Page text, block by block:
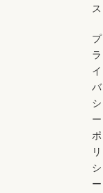
ス
プ
ラ
イ
バ
シ
ー
ポ
リ
シ
ー